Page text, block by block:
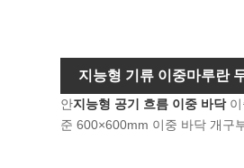
지능형 기류 이중마루란
안지능형 공기 흐름 이중 바닥이
준 600×600mm 이중 바닥 개구